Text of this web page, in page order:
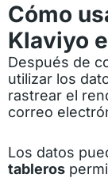
Cómo
Klaviyo
Después de
utilizar los
rastrear el
correo
Los datos
tableros